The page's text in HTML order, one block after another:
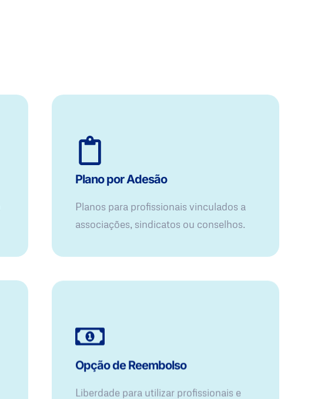
Plano por Adesão
Planos para profissionais vinculados a
associações, sindicatos ou conselhos.
Opção de Reembolso
Liberdade para utilizar profissionais e